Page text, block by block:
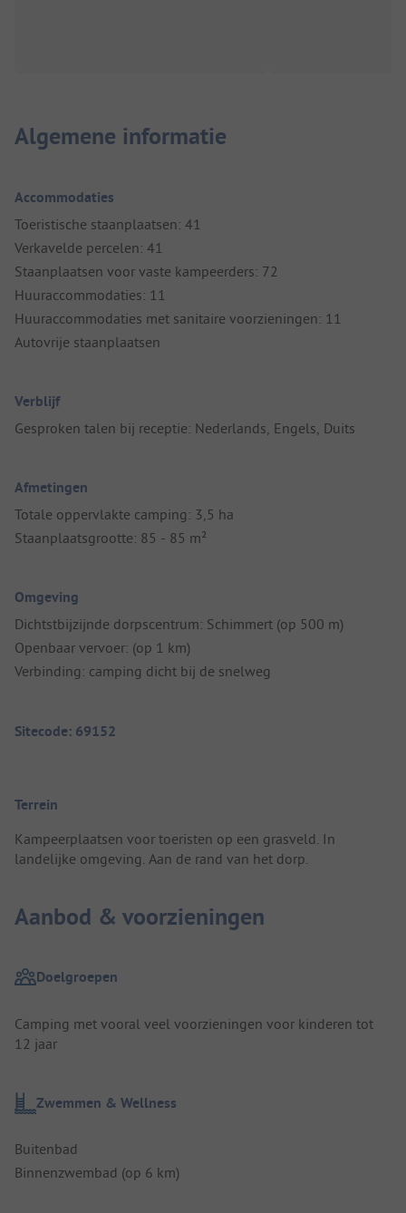
Algemene informatie
Accommodaties
Toeristische staanplaatsen: 41
Verkavelde percelen: 41
Staanplaatsen voor vaste kampeerders: 72
Huuraccommodaties: 11
Huuraccommodaties met sanitaire voorzieningen: 11
Autovrije staanplaatsen
Verblijf
Gesproken talen bij receptie: Nederlands, Engels, Duits
Afmetingen
Totale oppervlakte camping: 3,5 ha
Staanplaatsgrootte: 85 - 85 m²
Omgeving
Dichtstbijzijnde dorpscentrum: Schimmert (op 500 m)
Openbaar vervoer: (op 1 km)
Verbinding: camping dicht bij de snelweg
Sitecode: 69152
Terrein
Kampeerplaatsen voor toeristen op een grasveld. In
landelijke omgeving. Aan de rand van het dorp.
Aanbod & voorzieningen
Doelgroepen
Camping met vooral veel voorzieningen voor kinderen tot
12 jaar
Zwemmen & Wellness
Buitenbad
Binnenzwembad (op 6 km)